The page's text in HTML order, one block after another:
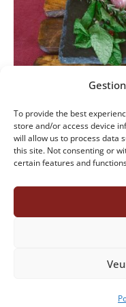
To provide the best
store and/or access device
will allow us to process data
this site. Not consenting or
certain features and